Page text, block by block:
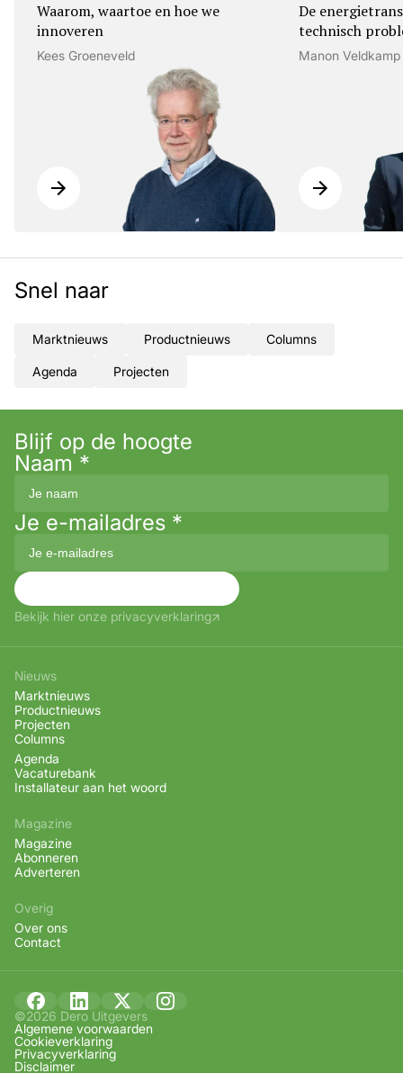
Waarom, waartoe en hoe we
innoveren
Kees Groeneveld
De
technisch
Manon Veldkamp
Snel naar
Marktnieuws Productnieuws Columns
Agenda Projecten
Blijf op de hoogte
Naam *
Je e-mailadres *
Bekijk hier onze privacyverklaring
Nieuws
Marktnieuws
Productnieuws
Projecten
Columns
Agenda
Vacaturebank
Installateur aan het woord
Magazine
Magazine
Abonneren
Adverteren
Overig
Over ons
Contact
©2026 Dero Uitgevers
Algemene voorwaarden
Cookieverklaring
Privacyverklaring
Disclaimer